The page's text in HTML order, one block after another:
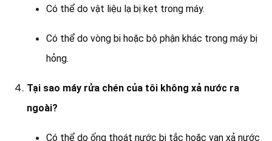
Có thể do vật liệu lạ bị kẹt trong máy.
Có thể do vòng bi hoặc bộ phận khác trong máy bị
hỏng.
Tại sao máy rửa chén của tôi không xả nước ra
ngoài?
Có thể do ống thoát nước bị tắc hoặc van xả nước